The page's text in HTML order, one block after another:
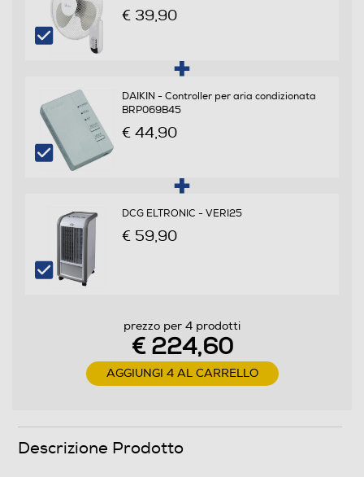
Nebulizzazione
Dimensioni - Peso
Altezza-mm
Larghezza-mm
Profondità-mm
Descrizione marketing
€ 39,90
DAIKIN - Controller per aria condizionata
BRP069B45
€ 44,90
DCG ELTRONIC - VERI25
€ 59,90
prezzo per 4 prodotti
€ 224,60
AGGIUNGI 4 AL CARRELLO
Descrizione Prodotto